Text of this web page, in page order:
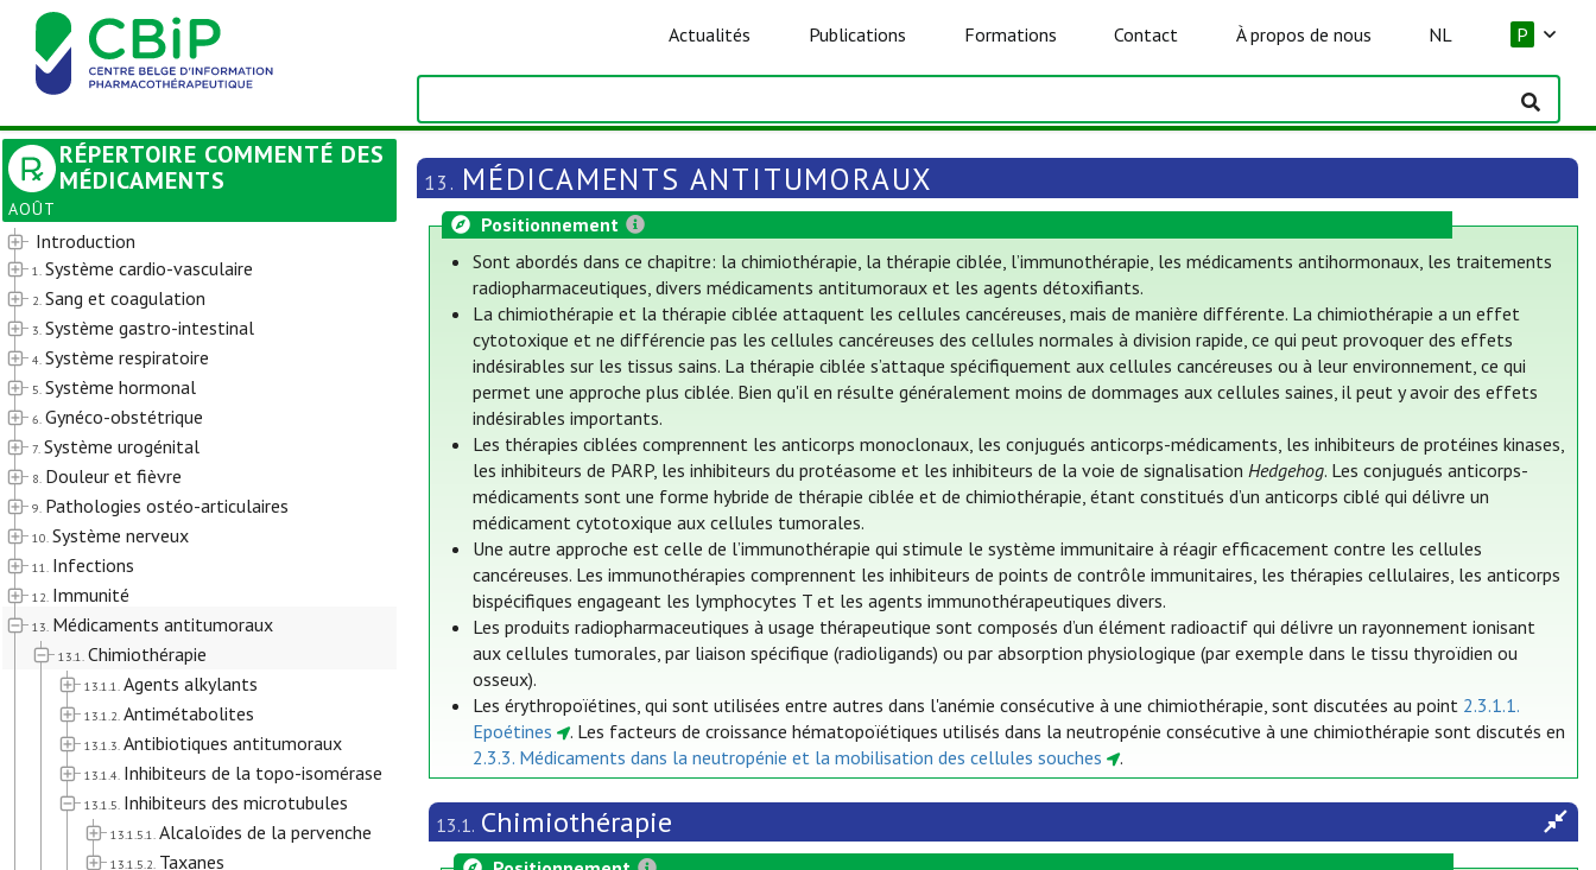
Actualités Publications Formations Contact À propos de nous NL P
RÉPERTOIRE COMMENTÉ DES
MÉDICAMENTS
AOÛT
Introduction
1. Système cardio-vasculaire
2. Sang et coagulation
3. Système gastro-intestinal
4. Système respiratoire
5. Système hormonal
6. Gynéco-obstétrique
7. Système urogénital
8. Douleur et fièvre
9. Pathologies ostéo-articulaires
10. Système nerveux
11. Infections
12. Immunité
13. Médicaments antitumoraux
13.1. Chimiothérapie
13.1.1. Agents alkylants
13.1.2. Antimétabolites
13.1.3. Antibiotiques antitumoraux
13.1.4. Inhibiteurs de la topo-isomérase
13.1.5. Inhibiteurs des microtubules
13.1.5.1. Alcaloïdes de la pervenche
13.1.5.2. Taxanes
13. MÉDICAMENTS ANTITUMORAUX
Positionnement
Sont abordés dans ce chapitre: la chimiothérapie, la thérapie ciblée, l’immunothérapie, les médicaments antihormonaux, les traitements
radiopharmaceutiques, divers médicaments antitumoraux et les agents détoxifiants.
La chimiothérapie et la thérapie ciblée attaquent les cellules cancéreuses, mais de manière différente. La chimiothérapie a un effet
cytotoxique et ne différencie pas les cellules cancéreuses des cellules normales à division rapide, ce qui peut provoquer des effets
indésirables sur les tissus sains. La thérapie ciblée s’attaque spécifiquement aux cellules cancéreuses ou à leur environnement, ce qui
permet une approche plus ciblée. Bien qu'il en résulte généralement moins de dommages aux cellules saines, il peut y avoir des effets
indésirables importants.
Les thérapies ciblées comprennent les anticorps monoclonaux, les conjugués anticorps-médicaments, les inhibiteurs de protéines kinases,
les inhibiteurs de PARP, les inhibiteurs du protéasome et les inhibiteurs de la voie de signalisationHedgehog. Les conjugués anticorps-
médicaments sont une forme hybride de thérapie ciblée et de chimiothérapie, étant constitués d’un anticorps ciblé qui délivre un
médicament cytotoxique aux cellules tumorales.
Une autre approche est celle de l’immunothérapie qui stimule le système immunitaire à réagir efficacement contre les cellules
cancéreuses. Les immunothérapies comprennent les inhibiteurs de points de contrôle immunitaires, les thérapies cellulaires, les anticorps
bispécifiques engageant les lymphocytes T et les agents immunothérapeutiques divers.
Les produits radiopharmaceutiques à usage thérapeutique sont composés d’un élément radioactif qui délivre un rayonnement ionisant
aux cellules tumorales, par liaison spécifique (radioligands) ou par absorption physiologique (par exemple dans le tissu thyroïdien ou
osseux).
Les érythropoïétines, qui sont utilisées entre autres dans l'anémie consécutive à une chimiothérapie, sont discutées au point 2.3.1.1.
Epoétines
. Les facteurs de croissance hématopoïétiques utilisés dans la neutropénie consécutive à une chimiothérapie sont discutés en
2.3.3. Médicaments dans la neutropénie et la mobilisation des cellules souches
.
13.1. Chimiothérapie